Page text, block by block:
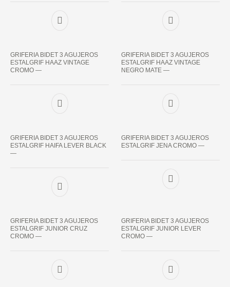
GRIFERIA BIDET 3 AGUJEROS
ESTALGRIF HAAZ VINTAGE
CROMO —
GRIFERIA BIDET 3 AGUJEROS
ESTALGRIF HAAZ VINTAGE
NEGRO MATE —
GRIFERIA BIDET 3 AGUJEROS
ESTALGRIF HAIFA LEVER BLACK
—
GRIFERIA BIDET 3 AGUJEROS
ESTALGRIF JENA CROMO —
GRIFERIA BIDET 3 AGUJEROS
ESTALGRIF JUNIOR CRUZ
CROMO —
GRIFERIA BIDET 3 AGUJEROS
ESTALGRIF JUNIOR LEVER
CROMO —